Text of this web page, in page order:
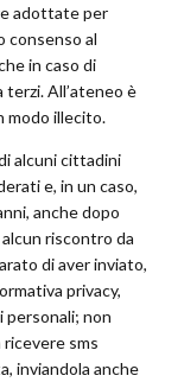
adottate per
consenso al
in caso di
All’ateneo è
modo illecito.
alcuni cittadini
e, in un caso,
anche dopo
riscontro da
di aver inviato,
privacy,
personali; non
sms
inviandola anche